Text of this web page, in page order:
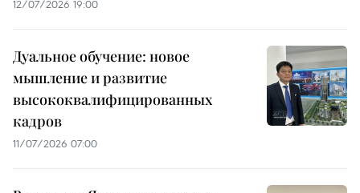
12/07/2026 19:00
Дуальное обучение: новое
мышление и развитие
высококвалифицированных
кадров
11/07/2026 07:00